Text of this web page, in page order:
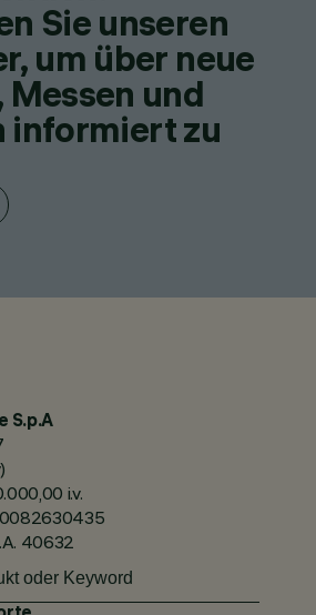
Sie unseren
um über neue
und
informiert zu
S.p.A
i.v.
40632